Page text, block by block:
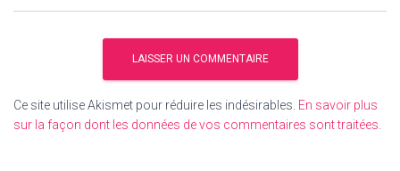
Ce site utilise Akismet pour réduire les indésirables. En savoir plus
sur la façon dont les données de vos commentaires sont traitées